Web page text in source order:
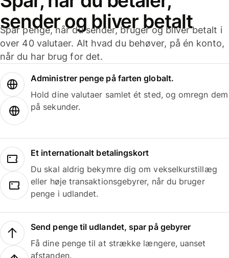
sender og bliver betalt
Spar penge, når du sender, bruger og bliver betalt i
over 40 valutaer. Alt hvad du behøver, på én konto,
når du har brug for det.
Administrer penge på farten globalt.
Hold dine valutaer samlet ét sted, og omregn dem
på sekunder.
Et internationalt betalingskort
Du skal aldrig bekymre dig om vekselkurstillæg
eller høje transaktionsgebyrer, når du bruger
penge i udlandet.
Send penge til udlandet, spar på gebyrer
Få dine penge til at strække længere, uanset
afstanden.